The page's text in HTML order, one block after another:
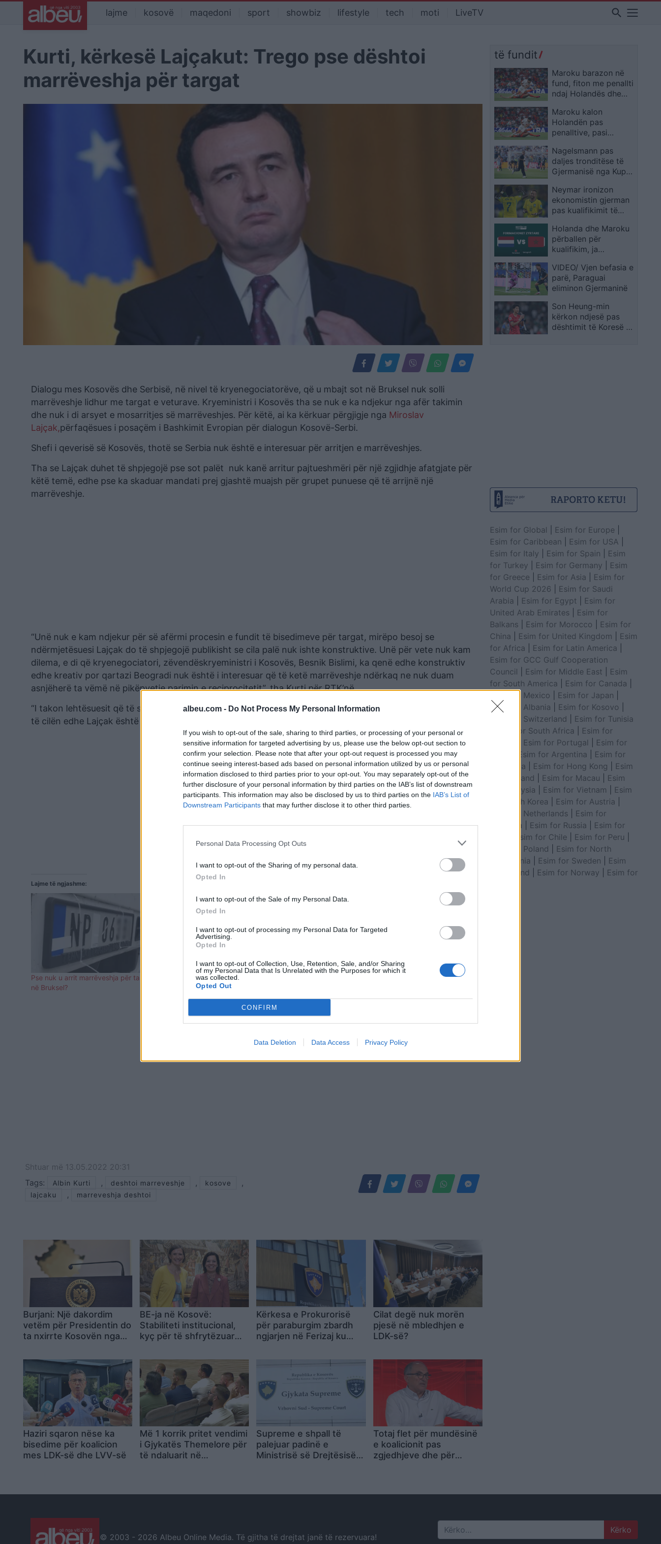
albeu.com - Do Not Process My Personal Information
If you wish to opt-out of the sale, sharing to third parties, or processing of your personal or
sensitive information for targeted advertising by us, please use the below opt-out section to
confirm your selection. Please note that after your opt-out request is processed you may
continue seeing interest-based ads based on personal information utilized by us or personal
information disclosed to third parties prior to your opt-out. You may separately opt-out of the
further disclosure of your personal information by third parties on the IAB’s list of downstream
participants. This information may also be disclosed by us to third parties on the IAB’s List of
Downstream Participants that may further disclose it to other third parties.
Personal Data Processing Opt Outs
I want to opt-out of the Sharing of my personal data.
Opted In
I want to opt-out of the Sale of my Personal Data.
Opted In
I want to opt-out of processing my Personal Data for Targeted
Advertising.
Opted In
I want to opt-out of Collection, Use, Retention, Sale, and/or Sharing
of my Personal Data that Is Unrelated with the Purposes for which it
was collected.
Opted Out
CONFIRM
Data Deletion Data Access Privacy Policy
lajme kosovë maqedoni sport showbiz lifestyle tech moti LiveTV search
Kurti, kërkesë Lajçakut: Trego pse dështoi
marrëveshja për targat
Dialogu mes Kosovës dhe Serbisë, në nivel të kryenegociatorëve, që u mbajt sot në Bruksel nuk solli
marrëveshje lidhur me targat e veturave. Kryeministri i Kosovës tha se nuk e ka ndjekur nga afër takimin
dhe nuk i di arsyet e mosarritjes së marrëveshjes. Për këtë, ai ka kërkuar përgjigje nga Miroslav
Lajçak,përfaqësues i posaçëm i Bashkimit Evropian për dialogun Kosovë-Serbi.
Shefi i qeverisë së Kosovës, thotë se Serbia nuk është e interesuar për arritjen e marrëveshjes.
Tha se Lajçak duhet të shpjegojë pse sot palët nuk kanë arritur pajtueshmëri për një zgjidhje afatgjate për
këtë temë, edhe pse ka skaduar mandati prej gjashtë muajsh për grupet punuese që të arrijnë një
marrëveshje.
“Unë nuk e kam ndjekur për së afërmi procesin e fundit të bisedimeve për targat, mirëpo besoj se
ndërmjetësuesi Lajçak do të shpjegojë publikisht se cila palë nuk ishte konstruktive. Unë për vete nuk kam
dilema, e di që kryenegociatori, zëvendëskryeministri i Kosovës, Besnik Bislimi, ka qenë edhe konstruktiv
edhe kreativ por qartazi Beogradi nuk është i interesuar që të ketë marrëveshje ndërkaq ne nuk duam
asnjëherë ta vëmë në pikëpyetje parimin e reciprocitetit”, tha Kurti për RTK’në.
“I takon lehtësuesit që të sqarojë se pse konkretisht nuk u arrit marrëveshja e cila ka qenë mjaft afër e për
të cilën edhe Lajçak është angazhuar shumë”, theksoi ai./Express
Lajme të ngjashme:
Pse nuk u arrit marrëveshja për targat dje
në Bruksel?
Lajçak pas takimit në Bruksel: Nuk ka
marrëveshje për targat mes Serbisë dhe
Kosovës
Takime të reja në kuadër të dialogut
Shtuar më 13.05.2022 20:31
Tags:
Albin Kurti , deshtoi marreveshje , kosove ,
lajcaku , marreveshja deshtoi
Burjani: Një dakordim
vetëm për Presidentin do
ta nxirrte Kosovën nga
BE-ja në Kosovë:
Stabiliteti institucional,
kyç për të shfrytëzuar
Kërkesa e Prokurorisë
për paraburgim zbardh
ngjarjen në Ferizaj ku
Cilat degë nuk morën
pjesë në mbledhjen e
LDK-së?
Haziri sqaron nëse ka
bisedime për koalicion
mes LDK-së dhe LVV-së
Më 1 korrik pritet vendimi
i Gjykatës Themelore për
të ndaluarit në
Supreme e shpall të
palejuar padinë e
Ministrisë së Drejtësisë
Totaj flet për mundësinë
e koalicionit pas
zgjedhjeve dhe për
të fundit
Maroku barazon në
fund, fiton me penallti
ndaj Holandës dhe
Maroku kalon
Holandën pas
penalltive, pasi
Nagelsmann pas
daljes tronditëse të
Gjermanisë nga Kupa
gatshëm të vazhdoj
Neymar ironizon
ekonomistin gjerman
pas kualifikimit të
në Botërorin e
ardhshëm
Holanda dhe Maroku
përballen për
kualifikim, ja
VIDEO/ Vjen befasia e
parë, Paraguai
eliminon Gjermaninë
Son Heung-min
kërkon ndjesë pas
dështimit të Koresë së
Esim for Global Esim for Europe
Esim for Caribbean
Esim for USA
Esim for Italy
Esim for Spain
Esim
for Turkey
Esim for Germany
Esim
for Greece
Esim for Asia
Esim for
World Cup 2026
Esim for Saudi
Arabia
Esim for Egypt
Esim for
United Arab Emirates
Esim for
Balkans
Esim for Morocco
Esim for
China
Esim for United Kingdom
Esim
for Africa
Esim for Latin America
Esim for GCC Gulf Cooperation
Council
Esim for Middle East
Esim
for South America
Esim for Canada
Esim for Mexico
Esim for Japan
Esim for Albania
Esim for Kosovo
Esim for Switzerland
Esim for Tunisia
Esim for South Africa
Esim for
Esim for Portugal
Esim for
Esim for Argentina
Esim for
Colombia
Esim for Hong Kong
Esim
for Thailand
Esim for Macau
Esim
for Malaysia
Esim for Vietnam
Esim
for South Korea
Esim for Austria
Esim for Netherlands
Esim for
Australia
Esim for Russia
Esim for
Esim for Chile Esim for Peru
Esim for Poland
Esim for North
Macedonia
Esim for Sweden
Esim
for Finland
Esim for Norway
Esim for
© 2003 - 2026 Albeu Online Media. Të gjitha të drejtat janë të rezervuara! Search